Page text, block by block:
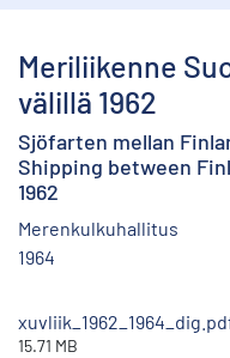
Meriliikenne
välillä 1962
Sjöfarten mellan
Shipping between
1962
Merenkulkuhallitus
1964
15.71 MB